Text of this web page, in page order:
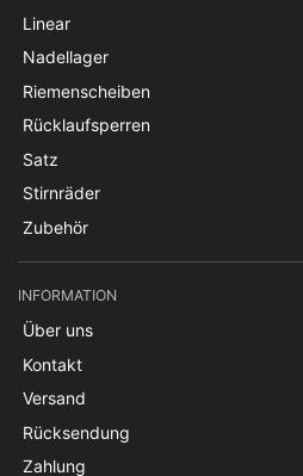
Linear
Nadellager
Riemenscheiben
Rücklaufsperren
Satz
Stirnräder
Zubehör
INFORMATION
Über uns
Kontakt
Versand
Rücksendung
Zahlung